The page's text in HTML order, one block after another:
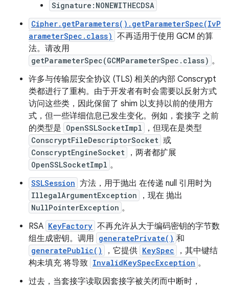
Signature:NONEWITHECDSA
Cipher.getParameters().getParameterSpec(IvP
arameterSpec.class) 不再适用于使用 GCM 的算
法。请改用
getParameterSpec(GCMParameterSpec.class) 。
许多与传输层安全协议 (TLS) 相关的内部 Conscrypt
类都进行了重构。由于开发者有时会需要以反射方式
访问这些类，因此保留了 shim 以支持以前的使用方
式，但一些详细信息已发生变化。例如，套接字 之前
的类型是 OpenSSLSocketImpl ，但现在是类型
ConscryptFileDescriptorSocket 或
ConscryptEngineSocket ，两者都扩展
OpenSSLSocketImpl 。
SSLSession 方法，用于抛出 在传递 null 引用时为
IllegalArgumentException ，现在 抛出
NullPointerException 。
RSA KeyFactory 不再允许从大于编码密钥的字节数
组生成密钥。调用 generatePrivate() 和
generatePublic() ，它提供 KeySpec
，其中键结
构未填充 将导致 InvalidKeySpecException 。
过去，当套接字读取因套接字被关闭而中断时，